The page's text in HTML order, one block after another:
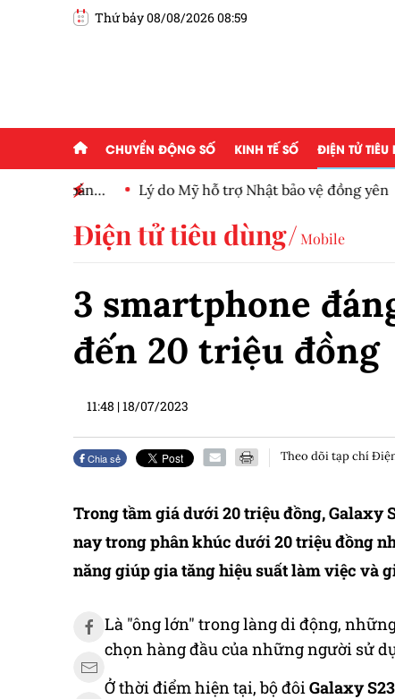
Thứ bảy 08/08/2026 08:59
CHUYỂN ĐỘNG SỐ KINH TẾ SỐ ĐIỆN TỬ TIÊU
Lý do Mỹ hỗ trợ Nhật bảo vệ đồng yên
Điện tử tiêu dùng Mobile
3 smartphone
đến 20 triệu đồng
11:48 |18/07/2023
Chia sẻ Theo dõi tạp chí
Trong tầm giá dưới 20 triệu đồng, Galaxy
nay trong phân khúc dưới 20 triệu đồng
năng giúp gia tăng hiệu suất làm việc và
Là "ông lớn" trong làng di động,
chọn hàng đầu của những người sử
Ở thời điểm hiện tại, bộ đôiGalaxy